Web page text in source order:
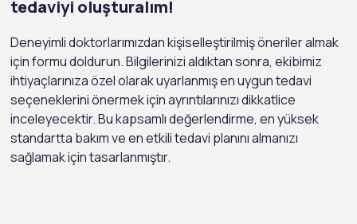
tedaviyi oluşturalım!
Deneyimli doktorlarımızdan kişiselleştirilmiş öneriler almak
için formu doldurun. Bilgilerinizi aldıktan sonra, ekibimiz
ihtiyaçlarınıza özel olarak uyarlanmış en uygun tedavi
seçeneklerini önermek için ayrıntılarınızı dikkatlice
inceleyecektir. Bu kapsamlı değerlendirme, en yüksek
standartta bakım ve en etkili tedavi planını almanızı
sağlamak için tasarlanmıştır.